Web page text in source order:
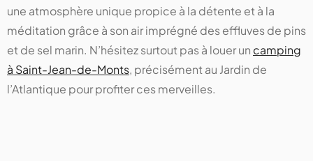
une atmosphère unique propice à la détente et à la
méditation grâce à son air imprégné des effluves de pins
et de sel marin. N’hésitez surtout pas à louer un camping
à Saint-Jean-de-Monts, précisément au Jardin de
l’Atlantique pour profiter ces merveilles.